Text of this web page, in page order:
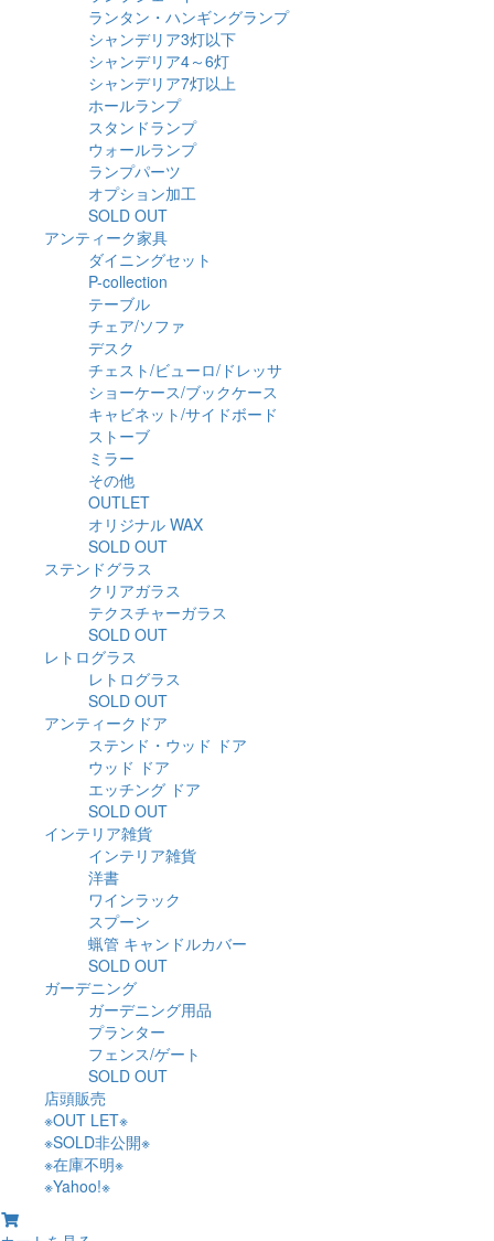
ランタン・ハンギングランプ
シャンデリア3灯以下
シャンデリア4～6灯
シャンデリア7灯以上
ホールランプ
スタンドランプ
ウォールランプ
ランプパーツ
オプション加工
SOLD OUT
アンティーク家具
ダイニングセット
P-collection
テーブル
チェア/ソファ
デスク
チェスト/ビューロ/ドレッサ
ショーケース/ブックケース
キャビネット/サイドボード
ストーブ
ミラー
その他
OUTLET
オリジナル WAX
SOLD OUT
ステンドグラス
クリアガラス
テクスチャーガラス
SOLD OUT
レトログラス
レトログラス
SOLD OUT
アンティークドア
ステンド・ウッド ドア
ウッド ドア
エッチング ドア
SOLD OUT
インテリア雑貨
インテリア雑貨
洋書
ワインラック
スプーン
蝋管 キャンドルカバー
SOLD OUT
ガーデニング
ガーデニング用品
プランター
フェンス/ゲート
SOLD OUT
店頭販売
※OUT LET※
※SOLD非公開※
※在庫不明※
※Yahoo!※